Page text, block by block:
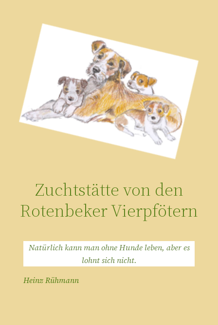
Zuchtstätte von den
Rotenbeker Vierpfötern
Natürlich kann man ohne Hunde leben, aber es
lohnt sich nicht.
Heinz Rühmann